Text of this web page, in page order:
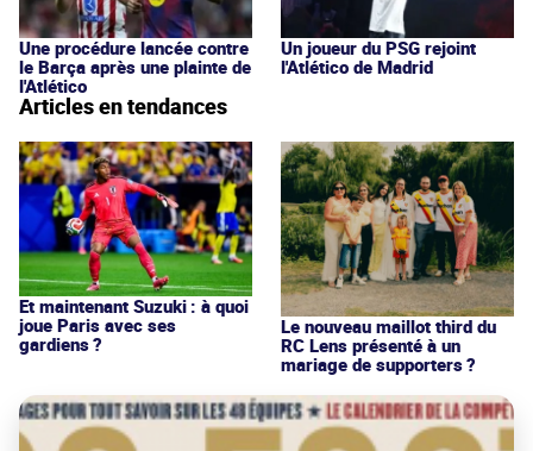
Une procédure lancée contre
le Barça après une plainte de
l'Atlético
Un joueur du PSG rejoint
l'Atlético de Madrid
Articles en tendances
Et maintenant Suzuki : à quoi
joue Paris avec ses
gardiens ?
Le nouveau maillot third du
RC Lens présenté à un
mariage de supporters ?